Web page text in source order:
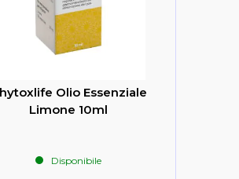
Olio Essenziale
Limone 10ml
Disponibile